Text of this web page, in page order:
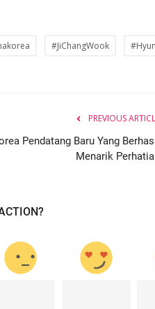
#JiChangWook
PREVIOUS
Pendatang Baru Yang
Menarik